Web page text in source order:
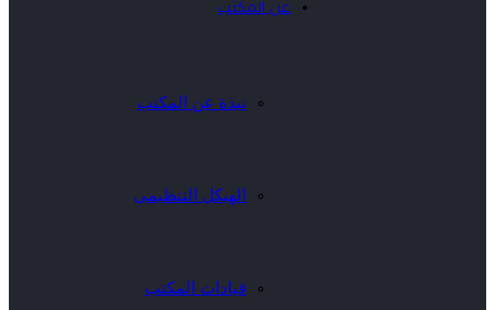
عن المكتب
نبذة عن المكتب
الهيكل التنظيمى
قيادات المكتب